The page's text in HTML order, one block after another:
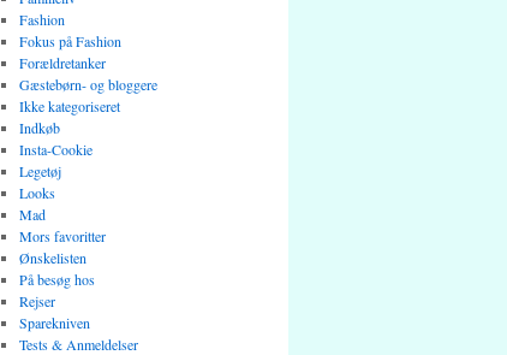
Fashion
Fokus på Fashion
Forældretanker
Gæstebørn- og bloggere
Ikke kategoriseret
Indkøb
Insta-Cookie
Legetøj
Looks
Mad
Mors favoritter
Ønskelisten
På besøg hos
Rejser
Sparekniven
Tests & Anmeldelser